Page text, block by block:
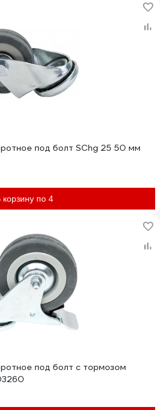
под болт SChg 25 50 мм
корзину по 4
под болт с тормозом